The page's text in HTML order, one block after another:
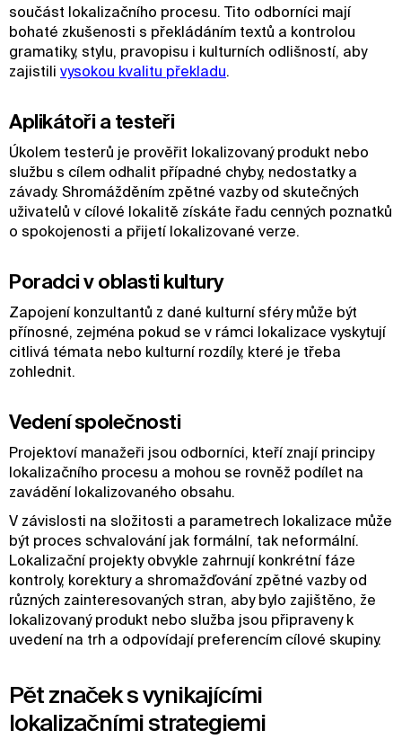
součást lokalizačního procesu. Tito odborníci mají
bohaté zkušenosti s překládáním textů a kontrolou
gramatiky, stylu, pravopisu i kulturních odlišností, aby
zajistili vysokou kvalitu překladu.
Aplikátoři a testeři
Úkolem testerů je prověřit lokalizovaný produkt nebo
službu s cílem odhalit případné chyby, nedostatky a
závady. Shromážděním zpětné vazby od skutečných
uživatelů v cílové lokalitě získáte řadu cenných poznatků
o spokojenosti a přijetí lokalizované verze.
Poradci v oblasti kultury
Zapojení konzultantů z dané kulturní sféry může být
přínosné, zejména pokud se v rámci lokalizace vyskytují
citlivá témata nebo kulturní rozdíly, které je třeba
zohlednit.
Vedení společnosti
Projektoví manažeři jsou odborníci, kteří znají principy
lokalizačního procesu a mohou se rovněž podílet na
zavádění lokalizovaného obsahu.
V závislosti na složitosti a parametrech lokalizace může
být proces schvalování jak formální, tak neformální.
Lokalizační projekty obvykle zahrnují konkrétní fáze
kontroly, korektury a shromažďování zpětné vazby od
různých zainteresovaných stran, aby bylo zajištěno, že
lokalizovaný produkt nebo služba jsou připraveny k
uvedení na trh a odpovídají preferencím cílové skupiny.
Pět značek s vynikajícími
lokalizačními strategiemi